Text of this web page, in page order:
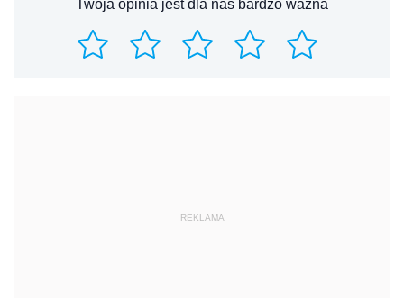
Twoja opinia jest dla nas bardzo ważna
REKLAMA